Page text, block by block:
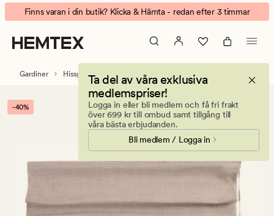
Aino
hissgardin
beige
Animerad
banner.
Klicka
på
att
pausa.
Finns varan i din butik? Klicka & Hämta - redan efter 3 timmar
Ta del av våra exklusiva
medlemspriser!
Logga in eller bli medlem och få fri frakt
över 699 kr till ombud samt tillgång till
våra bästa erbjudanden.
Bli medlem / Logga in
Gardiner Hissgardiner Mörkläggande hissgardiner
-40%